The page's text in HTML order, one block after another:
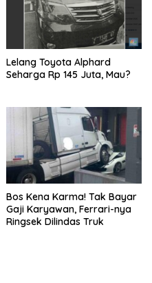
Lelang Toyota Alphard
Seharga Rp 145 Juta, Mau?
Bos Kena Karma! Tak Bayar
Gaji Karyawan, Ferrari-nya
Ringsek Dilindas Truk